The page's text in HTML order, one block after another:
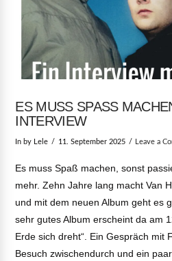
ES MUSS SPASS
NTERVIEW
In by Lele 11. September 2025 Leave a
Es muss Spaß machen, sonst
mehr. Zehn Jahre lang macht Van
und mit dem neuen Album geht es
sehr gutes Album erscheint da am
Erde sich dreht“. Ein Gespräch mit
Besuch zwischendurch und ein